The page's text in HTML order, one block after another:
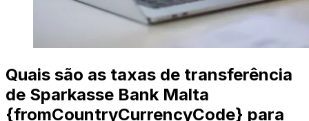
Quais são as taxas de transferência
de Sparkasse Bank Malta
{fromCountryCurrencyCode} para